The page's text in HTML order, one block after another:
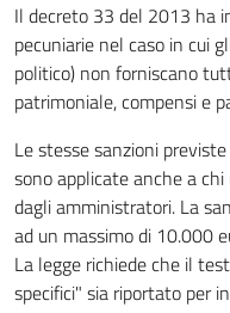
Il decreto 33 del 2013 ha
pecuniarie nel caso in cui
politico) non forniscano
patrimoniale, compensi e
Le stesse sanzioni
sono applicate anche a
dagli amministratori. La
ad un massimo di 10.000
La legge richiede che il
specifici" sia riportato per